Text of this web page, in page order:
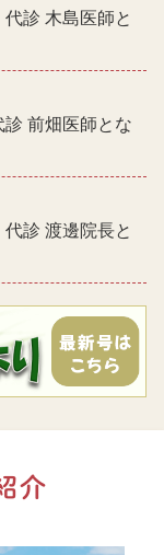
診 木島医師と
前畑医師とな
診 渡邊院長と
介